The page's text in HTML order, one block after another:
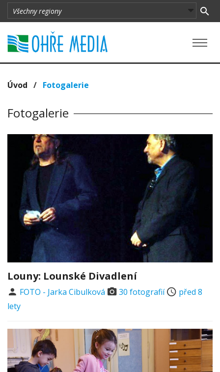
Úvod / Fotogalerie
Fotogalerie
Louny: Lounské Divadlení
FOTO - Jarka Cibulková 30 fotografií
před 8
lety